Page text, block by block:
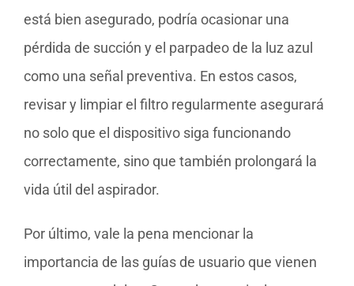
está bien asegurado, podría ocasionar una
pérdida de succión y el parpadeo de la luz azul
como una señal preventiva. En estos casos,
revisar y limpiar el filtro regularmente asegurará
no solo que el dispositivo siga funcionando
correctamente, sino que también prolongará la
vida útil del aspirador.
Por último, vale la pena mencionar la
importancia de las guías de usuario que vienen